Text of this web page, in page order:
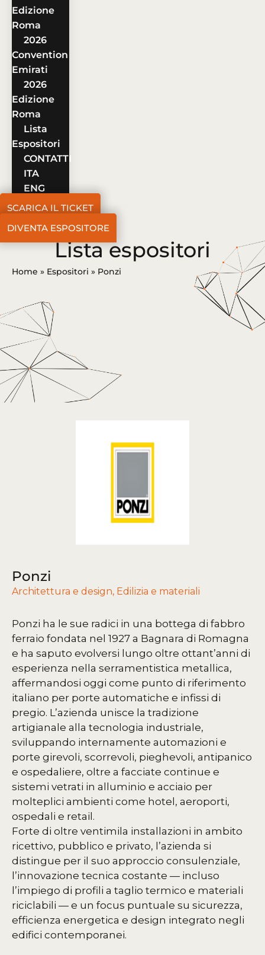
Edizione
Roma
2026
Convention
Emirati
2026
Edizione
Roma
Lista
Espositori
CONTATTI
ITA
ENG
SCARICA IL TICKET
DIVENTA ESPOSITORE
Lista espositori
Home » Espositori » Ponzi
Ponzi
Architettura e design, Edilizia e materiali
Ponzi ha le sue radici in una bottega di fabbro
ferraio fondata nel 1927 a Bagnara di Romagna
e ha saputo evolversi lungo oltre ottant’anni di
esperienza nella serramentistica metallica,
affermandosi oggi come punto di riferimento
italiano per porte automatiche e infissi di
pregio. L’azienda unisce la tradizione
artigianale alla tecnologia industriale,
sviluppando internamente automazioni e
porte girevoli, scorrevoli, pieghevoli, antipanico
e ospedaliere, oltre a facciate continue e
sistemi vetrati in alluminio e acciaio per
molteplici ambienti come hotel, aeroporti,
ospedali e retail.
Forte di oltre ventimila installazioni in ambito
ricettivo, pubblico e privato, l’azienda si
distingue per il suo approccio consulenziale,
l’innovazione tecnica costante — incluso
l’impiego di profili a taglio termico e materiali
riciclabili — e un focus puntuale su sicurezza,
efficienza energetica e design integrato negli
edifici contemporanei.